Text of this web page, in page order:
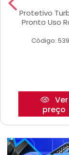
Protetivo
Pronto Uso
Código:
Ver
preço